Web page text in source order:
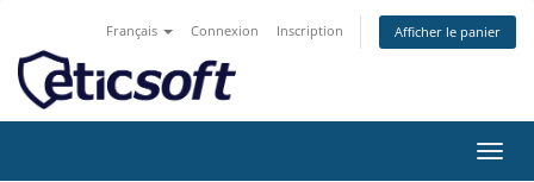
Français Connexion Inscription Afficher le panier